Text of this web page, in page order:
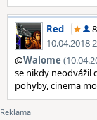
Red
10.04.2018
@Walome
se nikdy neodvážil
pohyby, cinema